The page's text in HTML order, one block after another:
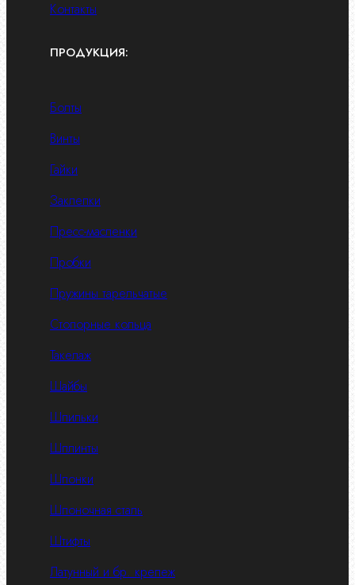
Контакты
ПРОДУКЦИЯ:
Болты
Винты
Гайки
Заклепки
Пресс-масленки
Пробки
Пружины тарельчатые
Стопорные кольца
Такелаж
Шайбы
Шпильки
Шплинты
Шпонки
Шпоночная сталь
Штифты
Латунный и бр. крепеж